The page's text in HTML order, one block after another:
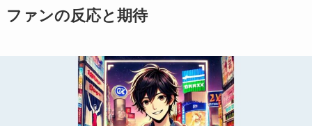
ファンの反応と期待